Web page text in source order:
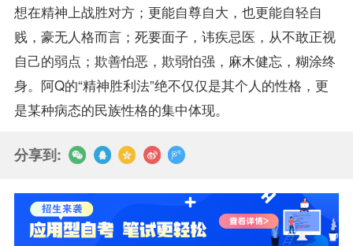
想在精神上战胜对方；更能自尊自大，也更能自轻自
贱，豪无人格而言；死要面子，讳疾忌医，从不敢正视
自己的弱点；欺善怕恶，欺弱怕强，麻木健忘，糊涂终
身。阿Q的“精神胜利法”绝不仅仅是其个人的性格，更
是某种病态的民族性格的集中体现。
分享到: